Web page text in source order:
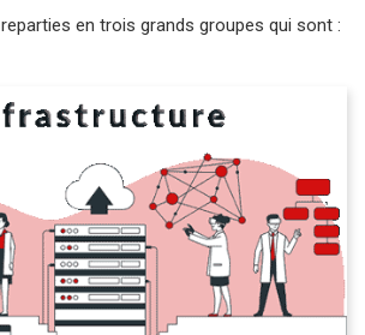
en trois grands groupes qui sont :